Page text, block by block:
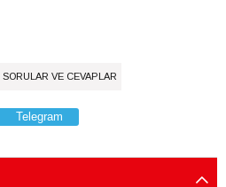
SORULAR VE CEVAPLAR
Telegram